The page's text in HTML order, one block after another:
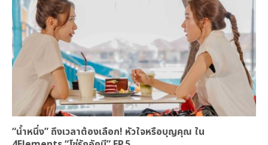
“น้ำหนึ่ง” ถึงเวลาต้องเลือก! หัวใจหรือบุญคุณ ใน